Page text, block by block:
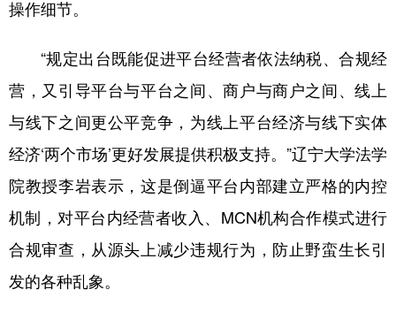
操作细节。
“规定出台既能促进平台经营者依法纳税、合规经
营，又引导平台与平台之间、商户与商户之间、线上
与线下之间更公平竞争，为线上平台经济与线下实体
经济‘两个市场’更好发展提供积极支持。”辽宁大学法学
院教授李岩表示，这是倒逼平台内部建立严格的内控
机制，对平台内经营者收入、MCN机构合作模式进行
合规审查，从源头上减少违规行为，防止野蛮生长引
发的各种乱象。